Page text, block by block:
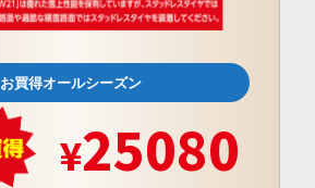
お買得オールシーズン
25080